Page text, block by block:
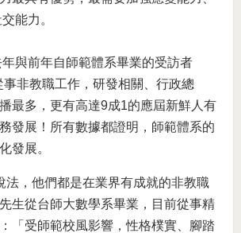
能力。
與前年自師範體系畢業的受訪者
事非教職工作，研發相關、行政總
最多，更有高達9成1的應屆新鮮人有
發展！所有數據都證明，師範體系的
發展。
，他們都是在業界有成就的非教職
生從台師大數學系畢業，目前從事精
「受師範校風影響，性格樸實、腳踏